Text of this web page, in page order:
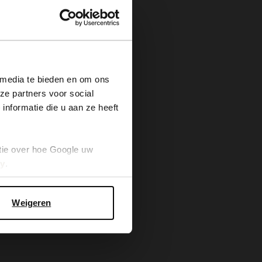
te bieden en om ons
partners voor social
die u aan ze heeft
over hoe Google uw
Weigeren